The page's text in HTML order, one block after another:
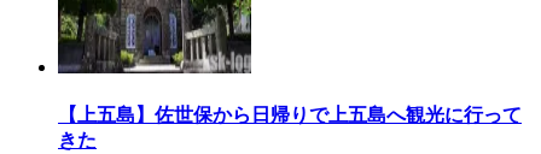
【上五島】佐世保から日帰りで上五島へ観光に行って
きた